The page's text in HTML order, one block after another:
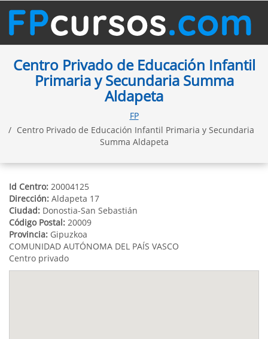
Centro Privado de Educación Infantil
Primaria y Secundaria Summa
Aldapeta
FP
Centro Privado de Educación Infantil Primaria y Secundaria
Summa Aldapeta
Id Centro: 20004125
Dirección: Aldapeta 17
Ciudad: Donostia-San Sebastián
Código Postal: 20009
Provincia: Gipuzkoa
COMUNIDAD AUTÓNOMA DEL PAÍS VASCO
Centro privado